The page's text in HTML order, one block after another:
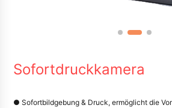
Sofortdruckkamera
● Sofortbildgebung & Druck, ermöglicht die